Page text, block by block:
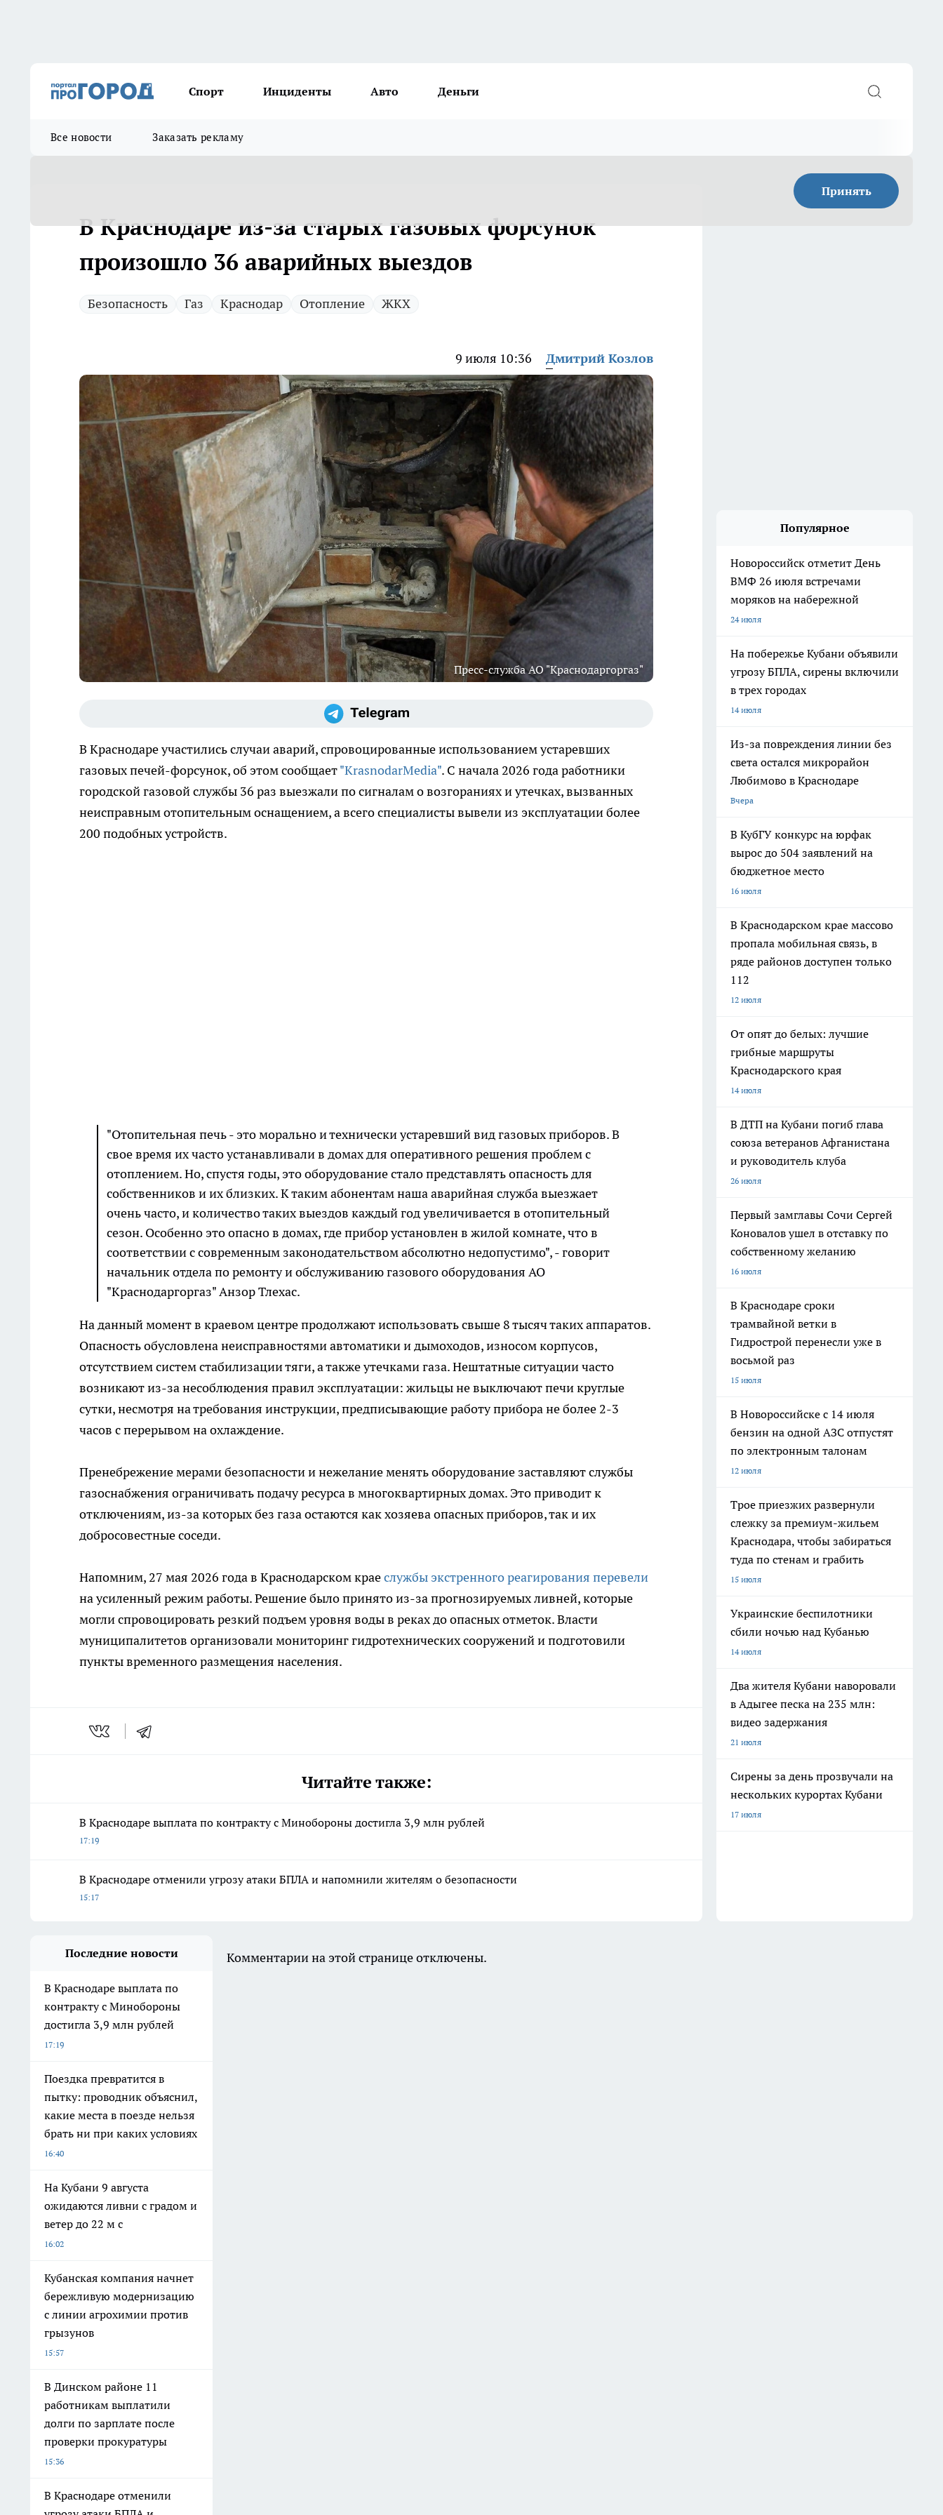
Спорт Инциденты Авто Деньги
Все новости Заказать рекламу
Принять
В Краснодаре из-за старых газовых форсунок
произошло 36 аварийных выездов
Безопасность Газ Краснодар Отопление ЖКХ
9 июля 10:36 Дмитрий Козлов
Пресс-служба АО "Краснодаргоргаз"
В Краснодаре участились случаи аварий, спровоцированные использованием устаревших
газовых печей-форсунок, об этом сообщает"KrasnodarMedia". С начала 2026 года работники
городской газовой службы 36 раз выезжали по сигналам о возгораниях и утечках, вызванных
неисправным отопительным оснащением, а всего специалисты вывели из эксплуатации более
200 подобных устройств.
"Отопительная печь - это морально и технически устаревший вид газовых приборов. В
свое время их часто устанавливали в домах для оперативного решения проблем с
отоплением. Но, спустя годы, это оборудование стало представлять опасность для
собственников и их близких. К таким абонентам наша аварийная служба выезжает
очень часто, и количество таких выездов каждый год увеличивается в отопительный
сезон. Особенно это опасно в домах, где прибор установлен в жилой комнате, что в
соответствии с современным законодательством абсолютно недопустимо", - говорит
начальник отдела по ремонту и обслуживанию газового оборудования АО
"Краснодаргоргаз" Анзор Тлехас.
На данный момент в краевом центре продолжают использовать свыше 8 тысяч таких аппаратов.
Опасность обусловлена неисправностями автоматики и дымоходов, износом корпусов,
отсутствием систем стабилизации тяги, а также утечками газа. Нештатные ситуации часто
возникают из-за несоблюдения правил эксплуатации: жильцы не выключают печи круглые
сутки, несмотря на требования инструкции, предписывающие работу прибора не более 2-3
часов с перерывом на охлаждение.
Пренебрежение мерами безопасности и нежелание менять оборудование заставляют службы
газоснабжения ограничивать подачу ресурса в многоквартирных домах. Это приводит к
отключениям, из-за которых без газа остаются как хозяева опасных приборов, так и их
добросовестные соседи.
Напомним, 27 мая 2026 года в Краснодарском краеслужбы экстренного реагирования перевели
на усиленный режим работы. Решение было принято из-за прогнозируемых ливней, которые
могли спровоцировать резкий подъем уровня воды в реках до опасных отметок. Власти
муниципалитетов организовали мониторинг гидротехнических сооружений и подготовили
пункты временного размещения населения.
Читайте также:
В Краснодаре выплата по контракту с Минобороны достигла 3,9 млн рублей
17:19
В Краснодаре отменили угрозу атаки БПЛА и напомнили жителям о безопасности
15:17
Популярное
Новороссийск отметит День
ВМФ 26 июля встречами
моряков на набережной
24 июля
На побережье Кубани объявили
угрозу БПЛА, сирены включили
в трех городах
14 июля
Из-за повреждения линии без
света остался микрорайон
Любимово в Краснодаре
Вчера
В КубГУ конкурс на юрфак
вырос до 504 заявлений на
бюджетное место
16 июля
В Краснодарском крае массово
пропала мобильная связь, в
ряде районов доступен только
112
12 июля
От опят до белых: лучшие
грибные маршруты
Краснодарского края
14 июля
В ДТП на Кубани погиб глава
союза ветеранов Афганистана
и руководитель клуба
26 июля
Первый замглавы Сочи Сергей
Коновалов ушел в отставку по
собственному желанию
16 июля
В Краснодаре сроки
трамвайной ветки в
Гидрострой перенесли уже в
восьмой раз
15 июля
В Новороссийске с 14 июля
бензин на одной АЗС отпустят
по электронным талонам
12 июля
Трое приезжих развернули
слежку за премиум-жильем
Краснодара, чтобы забираться
туда по стенам и грабить
15 июля
Украинские беспилотники
сбили ночью над Кубанью
14 июля
Два жителя Кубани наворовали
в Адыгее песка на 235 млн:
видео задержания
21 июля
Сирены за день прозвучали на
нескольких курортах Кубани
17 июля
Последние новости
В Краснодаре выплата по
контракту с Минобороны
достигла 3,9 млн рублей
17:19
Поездка превратится в
пытку: проводник объяснил,
какие места в поезде нельзя
брать ни при каких условиях
16:40
На Кубани 9 августа
ожидаются ливни с градом и
ветер до 22 м с
16:02
Кубанская компания начнет
бережливую модернизацию
с линии агрохимии против
грызунов
15:57
В Динском районе 11
работникам выплатили
долги по зарплате после
проверки прокуратуры
15:36
В Краснодаре отменили
Комментарии на этой странице отключены.